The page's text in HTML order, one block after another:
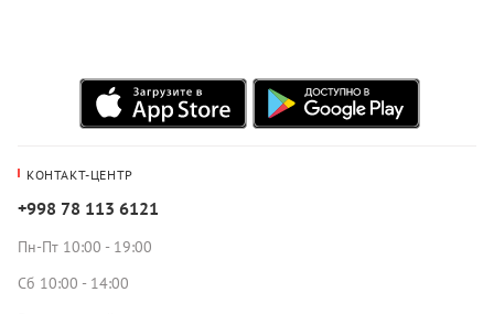
КОНТАКТ-ЦЕНТР
+998 78 113 6121
Пн-Пт 10:00 - 19:00
Сб 10:00 - 14:00